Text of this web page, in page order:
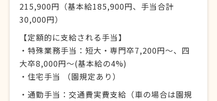
215,900円（基本給185,900円、手当合計
30,000円）
【定額的に支給される手当】
・特殊業務手当：短大・専門卒7,200円～、四
大卒8,000円～(基本給の4%)
・住宅手当 （園規定あり）
・通勤手当：交通費実費支給（車の場合は園規